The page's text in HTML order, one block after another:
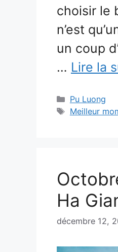
choisir le
n’est
un coup
… Lire la
Catégories
Pu Luong
Étiquettes
Meilleur
Ha
décembre 12,